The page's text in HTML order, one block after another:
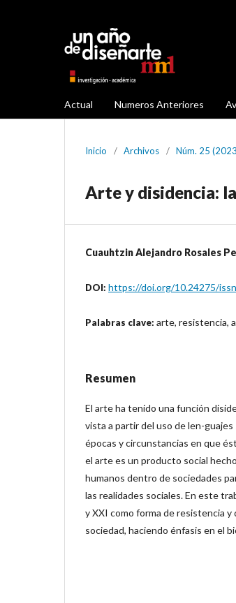
Actual Numeros Anteriores
Inicio / Archivos / Núm. 25
Arte y disidencia:
Cuauhtzin Alejandro Rosales
DOI: https://doi.org/10.24275/
Palabras clave: arte, resistencia,
Resumen
El arte ha tenido una función
vista a partir del uso de len-
épocas y circunstancias en que
el arte es un producto social
humanos dentro de sociedades
las realidades sociales. En este
y XXI como forma de resistencia
sociedad, haciendo énfasis en el